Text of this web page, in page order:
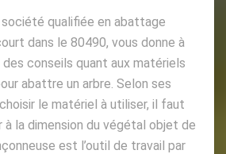
qualifiée en abattage
dans le 80490, vous donne à
conseils quant aux matériels
abattre un arbre. Selon ses
le matériel à utiliser, il faut
la dimension du végétal objet de
est l’outil de travail par